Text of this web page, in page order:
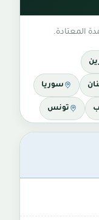
المعتادة.
سوريا
تونس